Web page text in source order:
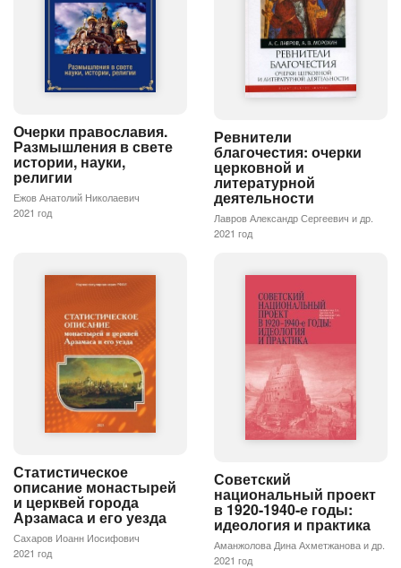
Очерки православия.
Размышления в свете
истории, науки,
религии
Ежов Анатолий Николаевич
2021 год
Ревнители
благочестия: очерки
церковной и
литературной
деятельности
Лавров Александр Сергеевич и др.
2021 год
Статистическое
описание монастырей
и церквей города
Арзамаса и его уезда
Сахаров Иоанн Иосифович
2021 год
Советский
национальный проект
в 1920-1940-е годы:
идеология и практика
Аманжолова Дина Ахметжанова и др.
2021 год